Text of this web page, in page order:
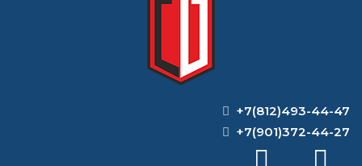
Формируем заказ и отправляем транспортной
ВОПРОС-ОТВЕТ+7(812)493-44-47
+7(901)372-44-27